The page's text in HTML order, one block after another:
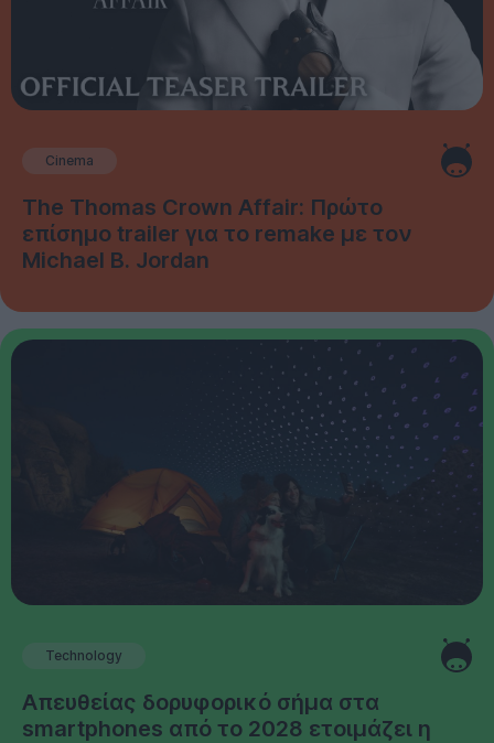
Cinema
The Thomas Crown Affair: Πρώτο
επίσημο trailer για το remake με τον
Michael B. Jordan
Technology
Απευθείας δορυφορικό σήμα στα
smartphones από το 2028 ετοιμάζει η